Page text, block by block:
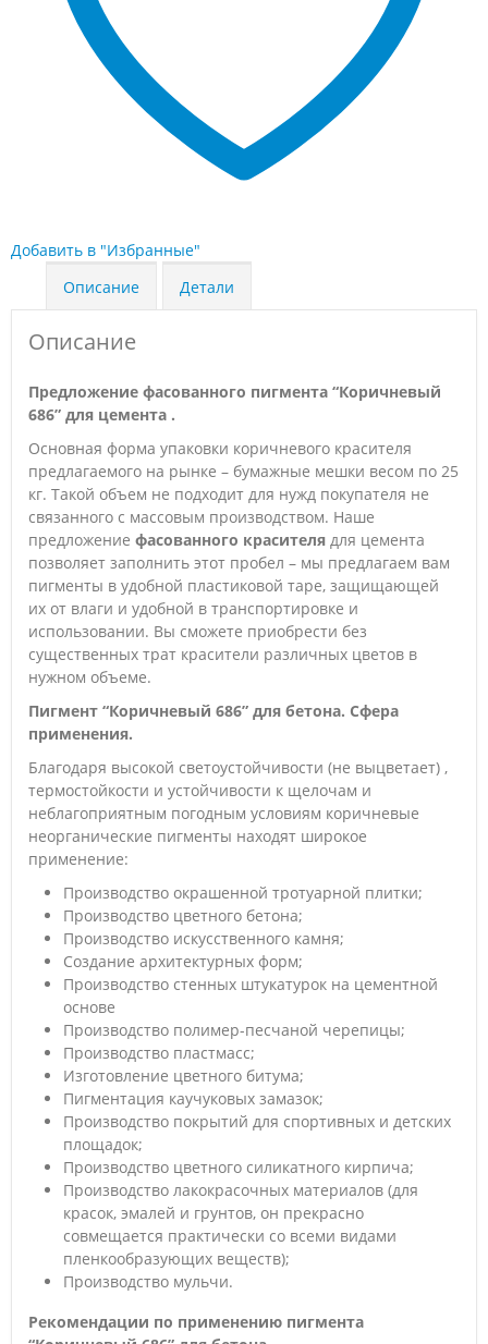
Добавить в "Избранные"
Описание
Детали
Описание
Предложение фасованного пигмента “Коричневый
686” для цемента .
Основная форма упаковки коричневого красителя
предлагаемого на рынке – бумажные мешки весом по 25
кг. Такой объем не подходит для нужд покупателя не
связанного с массовым производством. Наше
предложение фасованного красителя для цемента
позволяет заполнить этот пробел – мы предлагаем вам
пигменты в удобной пластиковой таре, защищающей
их от влаги и удобной в транспортировке и
использовании. Вы сможете приобрести без
существенных трат красители различных цветов в
нужном объеме.
Пигмент “Коричневый 686” для бетона. Сфера
применения.
Благодаря высокой cветоустойчивости (не выцветает) ,
термостойкости и устойчивости к щелочам и
неблагоприятным погодным условиям коричневые
неорганические пигменты находят широкое
применение:
Производство окрашенной тротуарной плитки;
Производство цветного бетона;
Производство искусственного камня;
Создание архитектурных форм;
Производство стенных штукатурок на цементной
основе
Производство полимер-песчаной черепицы;
Производство пластмасс;
Изготовление цветного битума;
Пигментация каучуковых замазок;
Производство покрытий для спортивных и детских
площадок;
Производство цветного силикатного кирпича;
Производство лакокрасочных материалов (для
красок, эмалей и грунтов, он прекрасно
совмещается практически со всеми видами
пленкообразующих веществ);
Производство мульчи.
Рекомендации по применению пигмента